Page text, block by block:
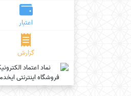
اعتبار
گزارش